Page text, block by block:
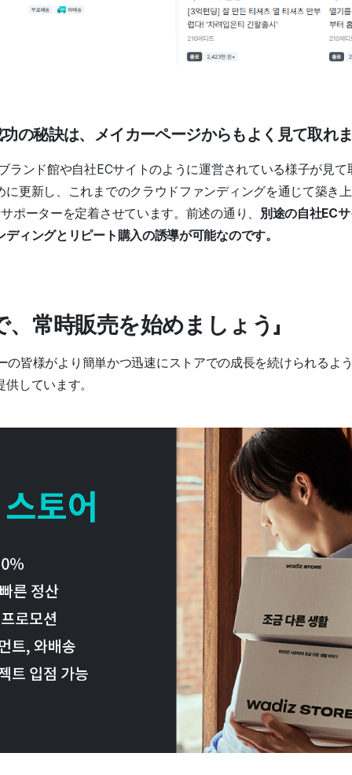
の秘訣は、メイカーページからもよく見て取れ
ランド館や自社ECサイトのように運営されている様子が見
に更新し、これまでのクラウドファンディングを通じて築き
ポーターを定着させています。前述の通り、 別途の自社EC
ィングとリピート購入の誘導が可能なのです。
、常時販売を始めましょう」
の皆様がより簡単かつ迅速にストアでの成長を続けられるよ
しています。